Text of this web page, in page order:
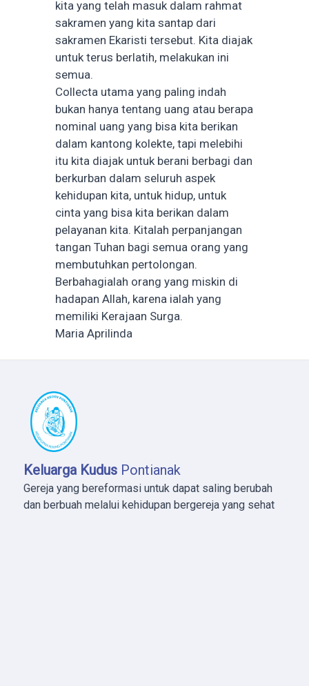
kita yang telah masuk dalam rahmat
sakramen yang kita santap dari
sakramen Ekaristi tersebut. Kita diajak
untuk terus berlatih, melakukan ini
semua.
Collecta utama yang paling indah
bukan hanya tentang uang atau berapa
nominal uang yang bisa kita berikan
dalam kantong kolekte, tapi melebihi
itu kita diajak untuk berani berbagi dan
berkurban dalam seluruh aspek
kehidupan kita, untuk hidup, untuk
cinta yang bisa kita berikan dalam
pelayanan kita. Kitalah perpanjangan
tangan Tuhan bagi semua orang yang
membutuhkan pertolongan.
Berbahagialah orang yang miskin di
hadapan Allah, karena ialah yang
memiliki Kerajaan Surga.
Maria Aprilinda
Keluarga Kudus Pontianak
Gereja yang bereformasi untuk dapat saling berubah
dan berbuah melalui kehidupan bergereja yang sehat